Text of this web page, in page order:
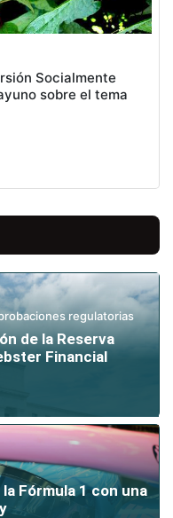
Socialmente
sobre el tema
regulatorias
de la Reserva
Financial
Fórmula 1 con una